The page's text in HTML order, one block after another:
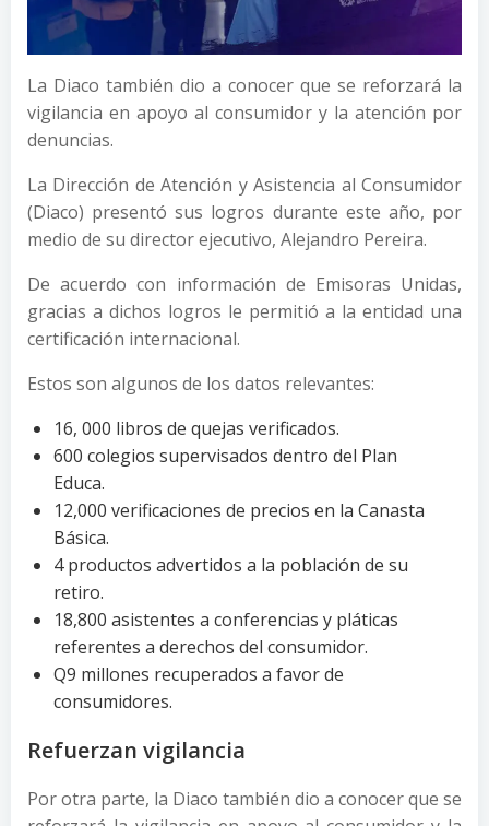
La Diaco también dio a conocer que se reforzará la
vigilancia en apoyo al consumidor y la atención por
denuncias.
La Dirección de Atención y Asistencia al Consumidor
(Diaco) presentó sus logros durante este año, por
medio de su director ejecutivo, Alejandro Pereira.
De acuerdo con información de Emisoras Unidas,
gracias a dichos logros le permitió a la entidad una
certificación internacional.
Estos son algunos de los datos relevantes:
16, 000 libros de quejas verificados.
600 colegios supervisados dentro del Plan
Educa.
12,000 verificaciones de precios en la Canasta
Básica.
4 productos advertidos a la población de su
retiro.
18,800 asistentes a conferencias y pláticas
referentes a derechos del consumidor.
Q9 millones recuperados a favor de
consumidores.
Refuerzan vigilancia
Por otra parte, la Diaco también dio a conocer que se